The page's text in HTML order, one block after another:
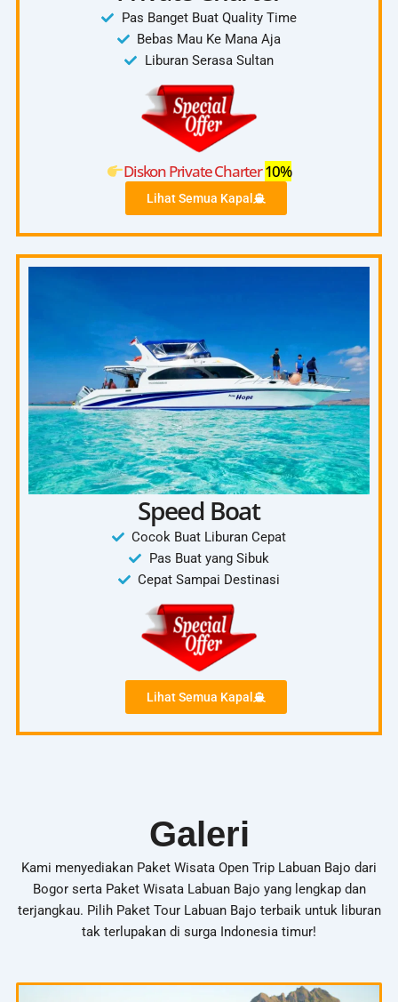
Pas Banget Buat Quality Time
Bebas Mau Ke Mana Aja
Liburan Serasa Sultan
Diskon Private Charter10%
Lihat Semua Kapal
Speed Boat
Cocok Buat Liburan Cepat
Pas Buat yang Sibuk
Cepat Sampai Destinasi
Lihat Semua Kapal
Galeri
Kami menyediakan Paket Wisata Open Trip Labuan Bajo dari
Bogor serta Paket Wisata Labuan Bajo yang lengkap dan
terjangkau. Pilih Paket Tour Labuan Bajo terbaik untuk liburan
tak terlupakan di surga Indonesia timur!